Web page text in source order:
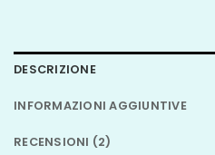
DESCRIZIONE
INFORMAZIONI AGGIUNTIVE
RECENSIONI (2)